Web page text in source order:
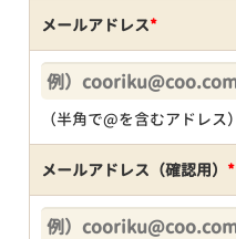
メールアドレス*
（半角で@を含むアドレス）
メールアドレス（確認用） *